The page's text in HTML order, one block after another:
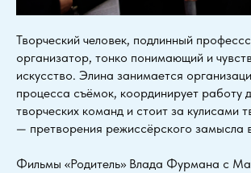
Творческий человек, подлинный
организатор, тонко понимающий и
искусство. Элина занимается
процесса съёмок, координирует работу
творческих команд и стоит за кулисами
— претворения режиссёрского замысла
Фильмы «Родитель» Влада Фурмана с